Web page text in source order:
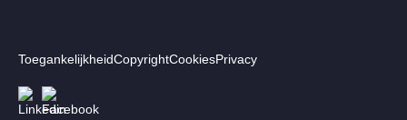
Footer:
menu
ToegankelijkheidCopyrightCookiesPrivacy
Afbeelding
Afbeelding